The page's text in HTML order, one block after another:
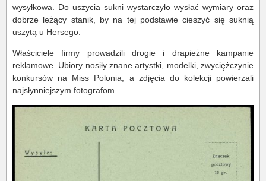
wysyłkowa. Do uszycia sukni wystarczyło wysłać wymiary oraz
dobrze leżący stanik, by na tej podstawie cieszyć się suknią
uszytą u Hersego.
Właściciele firmy prowadzili drogie i drapieżne kampanie
reklamowe. Ubiory nosiły znane artystki, modelki, zwyciężczynie
konkursów na Miss Polonia, a zdjęcia do kolekcji powierzali
najsłynniejszym fotografom.